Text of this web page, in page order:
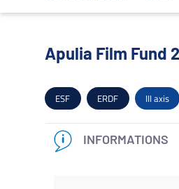
Apulia Film Fund
Apulia Film Fund
ESF ERDF III axis
INFORMATIONS